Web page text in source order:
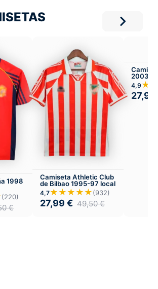
1998
(220)
€
Camiseta Athletic Club
de Bilbao 1995-97 local
4,7★★★★★(932)
27,99 € 49,50€
2003-
4,9
27,99